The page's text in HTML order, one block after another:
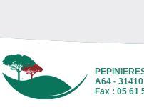
A64 -
Fax : 05 61